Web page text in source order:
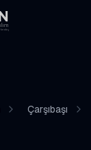
Çarşıbaşı